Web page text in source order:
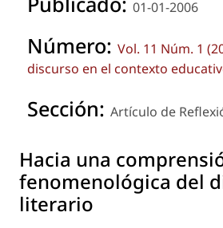
01-01-2006
Número: Vol. 11 Núm. 1
discurso en el contexto
Sección: Artículo de
Hacia una
fenomenológica del
literario